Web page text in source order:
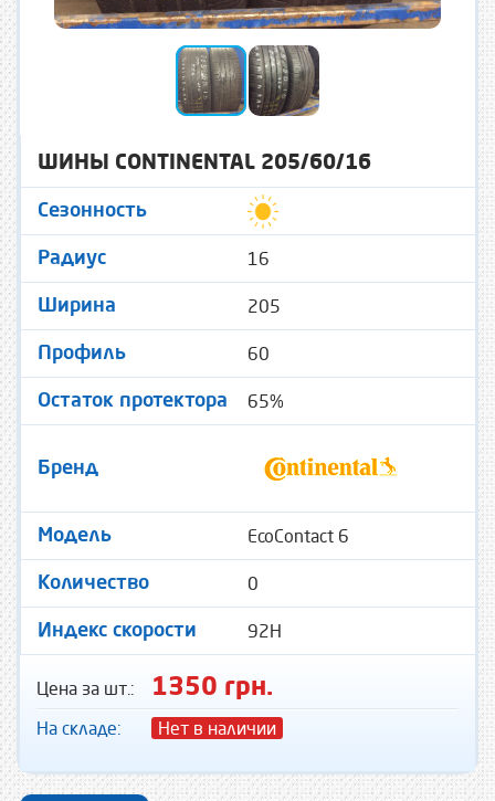
ШИНЫ CONTINENTAL 205/60/16
Сезонность
Радиус 16
Ширина 205
Профиль 60
Остаток протектора 65%
Бренд
Модель EcoContact 6
Количество 0
Индекс скорости 92H
Цена за шт.: 1350 грн.
На складе: Нет в наличии